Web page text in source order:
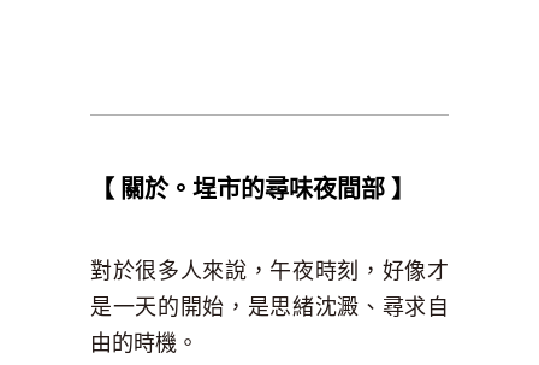
【 關於。埕市的尋味夜間部 】
對於很多人來說，午夜時刻，好像才
是一天的開始，是思緒沈澱、尋求自
由的時機。